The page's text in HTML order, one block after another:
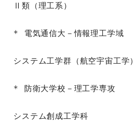
Ⅱ類（理工系）
* 電気通信大－情報理工学域
システム工学群（航空宇宙工学）
* 防衛大学校－理工学専攻
システム創成工学科